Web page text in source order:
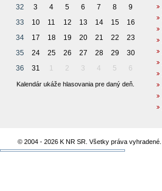
32
3 4 5 6 7 8
9
33
10 11 12 13 14 15
16
34
17 18 19 20 21 22
23
35
24 25 26 27 28 29
30
36
31 1 2 3 4 5 6
Kalendár ukáže hlasovania pre daný deň.
© 2004 - 2026 K NR SR. Všetky práva vyhradené.